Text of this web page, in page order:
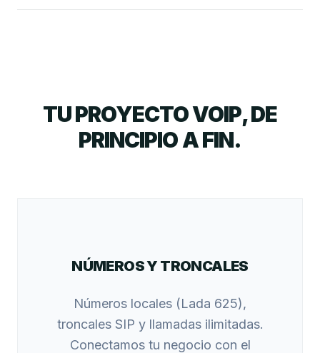
TU PROYECTO VOIP, DE
PRINCIPIO A FIN.
NÚMEROS Y TRONCALES
Números locales (Lada 625),
troncales SIP y llamadas ilimitadas.
Conectamos tu negocio con el